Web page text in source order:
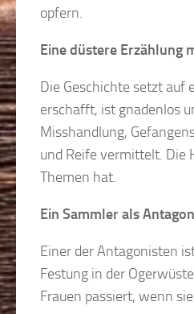
opfern.
Eine düstere Erzählung
Die Geschichte setzt auf
erschafft, ist gnadenlos
Misshandlung,
und Reife vermittelt. Die
Themen hat.
Ein Sammler als
Einer der Antagonisten
Festung in der
Frauen passiert, wenn